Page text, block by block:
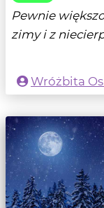
Pewnie
zimy i z
Wróżbita